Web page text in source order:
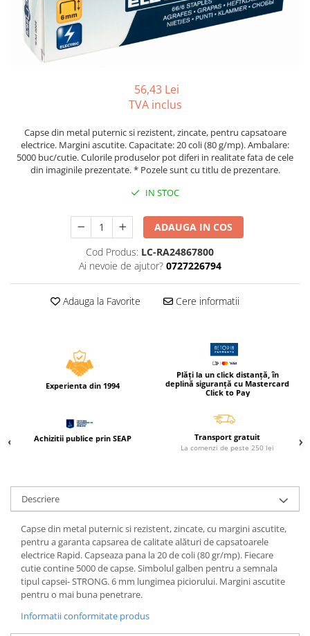
Tipizate
Tipizate autocopiative
Tipizate autocopiative
personalizate
Tipizate offset personalizate
Rezerva cub notes
Indigo si hartie carbon
Produse si rechizite scolare
Caiete si produse din hartie
Caiete A5
Caiete A4
Caiete speciale
Hartie creponata
Hartie glacee
Ierbare scolare
Etichete scolare
Accesorii pictura
Carioci
Ascutitori
Creioane
Creioane cerate
Creioane colorate
Creioane mecanice si rezerve
56,43 Lei
TVA inclus
Capse din metal puternic si rezistent, zincate, pentru capsatoare
electrice. Margini ascutite. Capacitate: 20 coli (80 g/mp). Ambalare:
5000 buc/cutie. Culorile produselor pot diferi in realitate fata de cele
din imaginile prezentate. * Pozele sunt cu titlu de prezentare.
IN STOC
ADAUGA IN COS
Cod Produs: LC-RA24867800
Ai nevoie de ajutor? 0727226794
Adauga la Favorite Cere informatii
Experienta din 1994
Plăți la un click distanță, în
deplină siguranță cu Mastercard
Click to Pay
Achizitii publice prin SEAP Transport gratuit
La comenzi de peste 250 lei
Descriere
Capse din metal puternic si rezistent, zincate, cu margini ascutite,
pentru a garanta capsarea de calitate alături de capsatoarele
electrice Rapid. Capseaza pana la 20 de coli (80 gr/mp). Fiecare
cutie contine 5000 de capse. Simbolul galben pentru a semnala
tipul capsei- STRONG. 6 mm lungimea piciorului. Margini ascutite
pentru o mai buna penetrare.
Informatii conformitate produs